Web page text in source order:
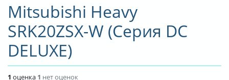
УСЛУГИ
БИБЛИОТЕКА
НОВОСТИ
Mitsubishi Heavy
SRK20ZSX-W (Серия DC
DELUXE)
1 оценка 1 нет оценок